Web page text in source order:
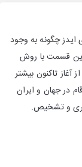
چگونه به وجود
قسمت با روش
آغاز تاکنون بیشتر
در جهان و ایران
و تشخیص.